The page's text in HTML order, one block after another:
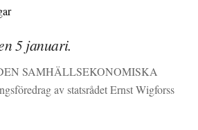
5 januari.
SAMHÄLLSEKONOMISKA
av statsrådet Ernst Wigforss